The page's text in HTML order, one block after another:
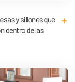
y sillones que
dentro de las